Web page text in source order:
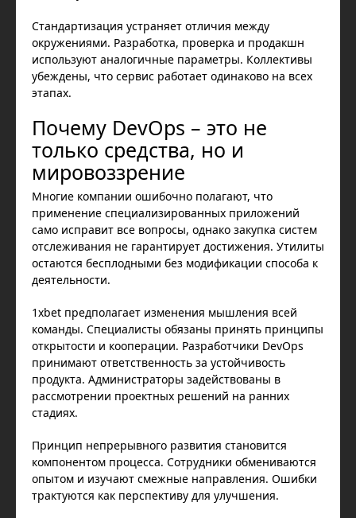
Стандартизация устраняет отличия между
окружениями. Разработка, проверка и продакшн
используют аналогичные параметры. Коллективы
убеждены, что сервис работает одинаково на всех
этапах.
Почему DevOps – это не
только средства, но и
мировоззрение
Многие компании ошибочно полагают, что
применение специализированных приложений
само исправит все вопросы, однако закупка систем
отслеживания не гарантирует достижения. Утилиты
остаются бесплодными без модификации способа к
деятельности.
1xbet предполагает изменения мышления всей
команды. Специалисты обязаны принять принципы
открытости и кооперации. Разработчики DevOps
принимают ответственность за устойчивость
продукта. Администраторы задействованы в
рассмотрении проектных решений на ранних
стадиях.
Принцип непрерывного развития становится
компонентом процесса. Сотрудники обмениваются
опытом и изучают смежные направления. Ошибки
трактуются как перспективу для улучшения.